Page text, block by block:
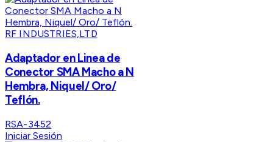
RF INDUSTRIES,LTD
Adaptador en Linea de
Conector SMA Macho a N
Hembra, Niquel/ Oro/
Teflón.
RSA-3452
Iniciar Sesión